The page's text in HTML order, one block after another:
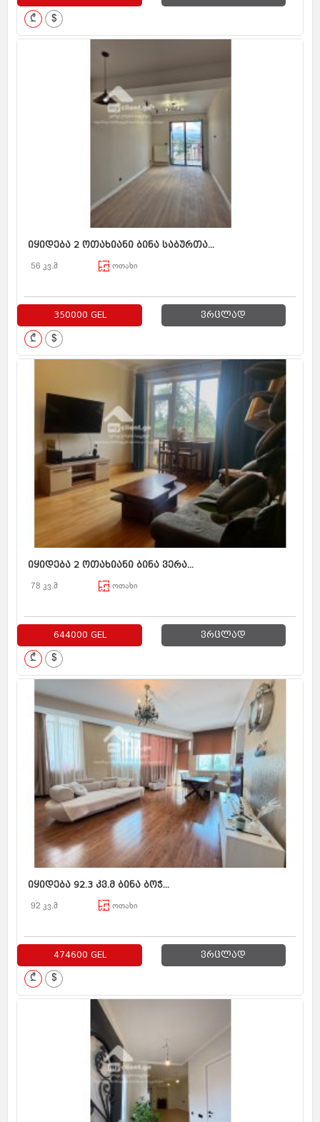
₾ $
იყიდება 2 ოთახიანი ბინა საბურთა...
56 კვ.მ ოთახი
350000 GEL ვრცლად
₾ $
იყიდება 2 ოთახიანი ბინა ვერა...
78 კვ.მ ოთახი
644000 GEL ვრცლად
₾ $
იყიდება 92.3 კვ.მ ბინა ბოჭ...
92 კვ.მ ოთახი
474600 GEL ვრცლად
₾ $